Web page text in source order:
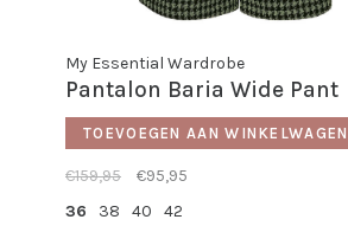
My Essential Wardrobe
Pantalon Baria Wide Pant
TOEVOEGEN AAN WINKELWAGEN
€159,95
€95,95
36
38 40 42